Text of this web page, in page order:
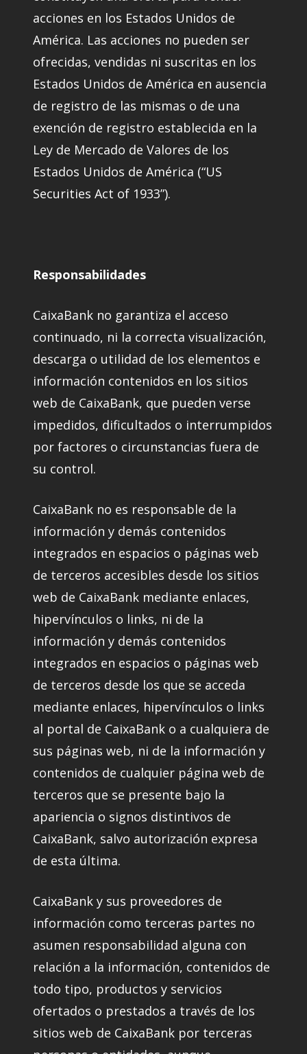
acciones en los Estados Unidos de
América. Las acciones no pueden ser
ofrecidas, vendidas ni suscritas en los
Estados Unidos de América en ausencia
de registro de las mismas o de una
exención de registro establecida en la
Ley de Mercado de Valores de los
Estados Unidos de América (“US
Securities Act of 1933”).
Responsabilidades
CaixaBank no garantiza el acceso
continuado, ni la correcta visualización,
descarga o utilidad de los elementos e
información contenidos en los sitios
web de CaixaBank, que pueden verse
impedidos, dificultados o interrumpidos
por factores o circunstancias fuera de
su control.
CaixaBank no es responsable de la
información y demás contenidos
integrados en espacios o páginas web
de terceros accesibles desde los sitios
web de CaixaBank mediante enlaces,
hipervínculos o links, ni de la
información y demás contenidos
integrados en espacios o páginas web
de terceros desde los que se acceda
mediante enlaces, hipervínculos o links
al portal de CaixaBank o a cualquiera de
sus páginas web, ni de la información y
contenidos de cualquier página web de
terceros que se presente bajo la
apariencia o signos distintivos de
CaixaBank, salvo autorización expresa
de esta última.
CaixaBank y sus proveedores de
información como terceras partes no
asumen responsabilidad alguna con
relación a la información, contenidos de
todo tipo, productos y servicios
ofertados o prestados a través de los
sitios web de CaixaBank por terceras